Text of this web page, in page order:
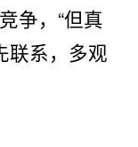
争，“但真
联系，多观